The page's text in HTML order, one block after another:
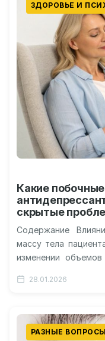
ЗДОРОВЬЕ И
Какие
скрытые
Содержание
массу тела
изменении
28.01.2026
РАЗНЫЕ ВОПРОСЫ